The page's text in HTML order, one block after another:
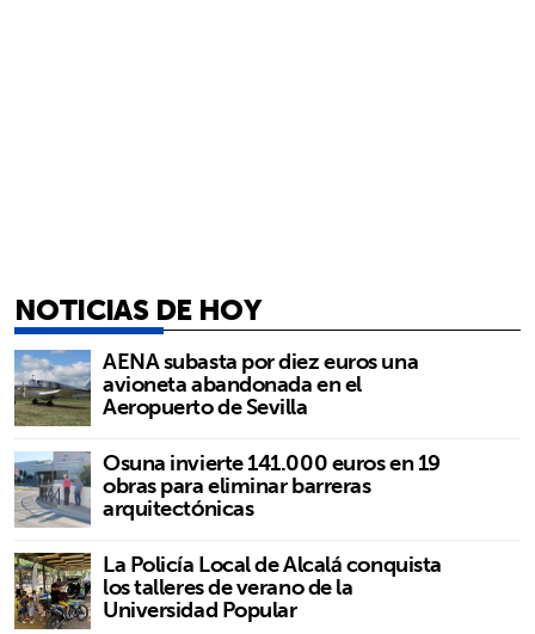
NOTICIAS DE HOY
AENA subasta por diez euros una
avioneta abandonada en el
Aeropuerto de Sevilla
Osuna invierte 141.000 euros en 19
obras para eliminar barreras
arquitectónicas
La Policía Local de Alcalá conquista
los talleres de verano de la
Universidad Popular